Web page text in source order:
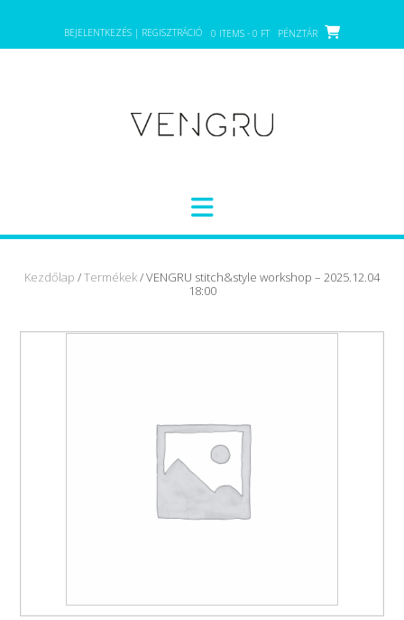
content
BEJELENTKEZÉS | REGISZTRÁCIÓ 0 ITEMS - 0 FT PÉNZTÁR
Kezdőlap /Termékek/ VENGRU stitch&style workshop – 2025.12.04
18:00